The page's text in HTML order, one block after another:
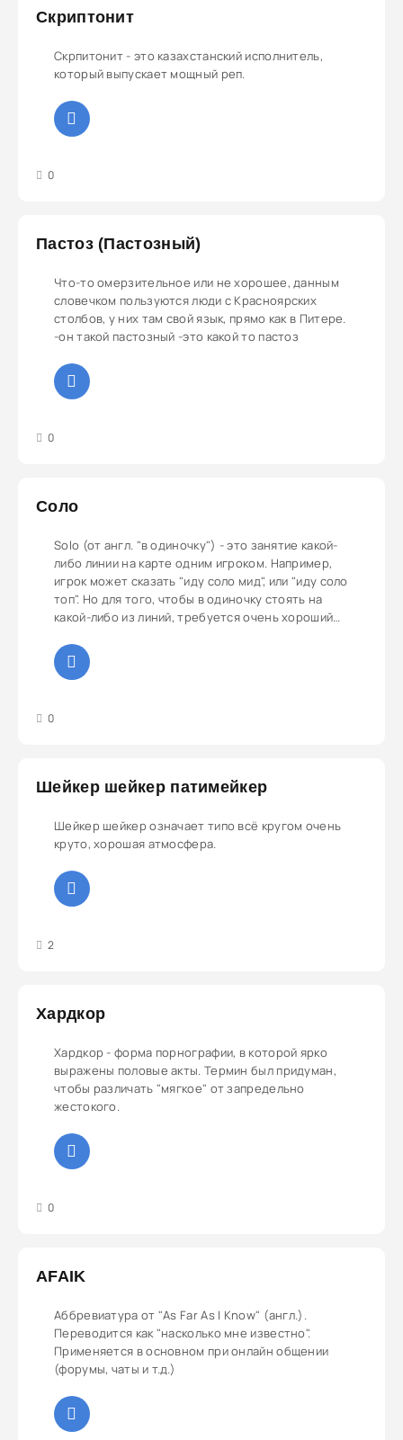
Скриптонит
Скрпитонит - это казахстанский исполнитель,
который выпускает мощный реп.
0
Пастоз (Пастозный)
Что-то омерзительное или не хорошее, данным
словечком пользуются люди с Красноярских
столбов, у них там свой язык, прямо как в Питере.
-он такой пастозный -это какой то пастоз
0
Соло
Solo (от англ. "в одиночку") - это занятие какой-
либо линии на карте одним игроком. Например,
игрок может сказать "иду соло мид", или "иду соло
топ". Но для того, чтобы в одиночку стоять на
какой-либо из линий, требуется очень хороший
удержать линию от потока противников просто
не получится. Соло линии занимают часто, но так
0
Шейкер шейкер патимейкер
Шейкер шейкер означает типо всё кругом очень
круто, хорошая атмосфера.
2
Хардкор
Хардкор - форма порнографии, в которой ярко
выражены половые акты. Термин был придуман,
чтобы различать "мягкое" от запредельно
жестокого.
0
AFAIK
Аббревиатура от "As Far As I Know" (англ.).
Переводится как "насколько мне известно".
Применяется в основном при онлайн общении
(форумы, чаты и т.д.)